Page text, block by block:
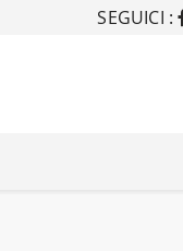
SEGUICI :